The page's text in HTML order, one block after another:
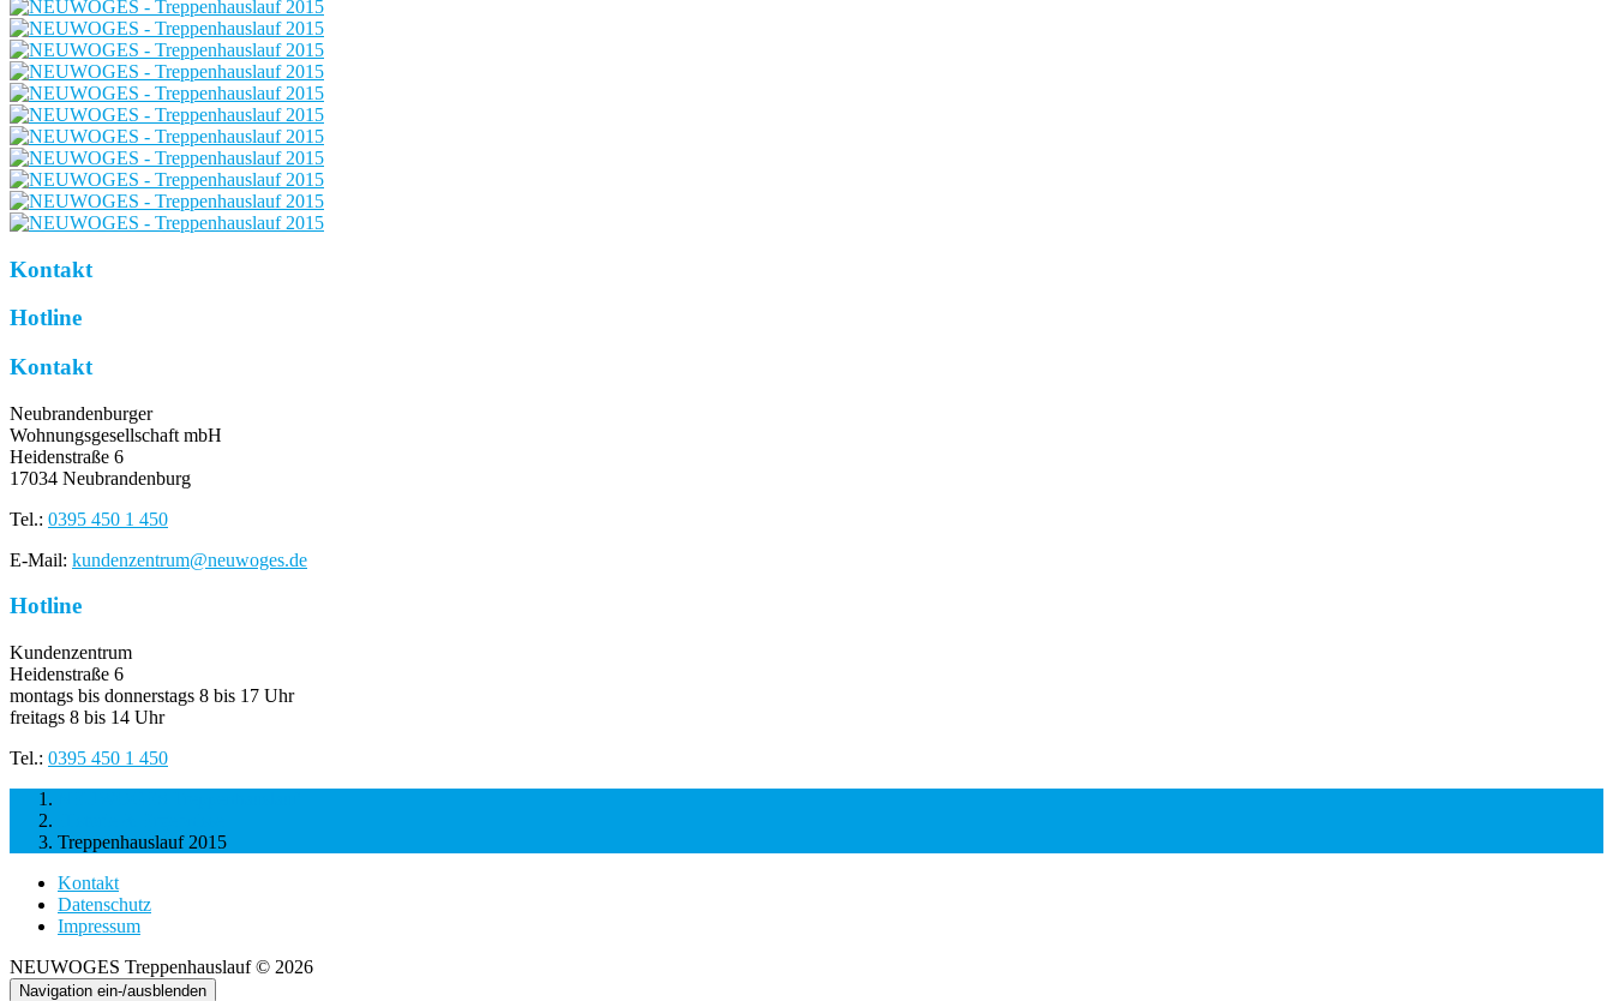
Kontakt
Hotline
Kontakt
Neubrandenburger
Wohnungsgesellschaft mbH
Heidenstraße 6
17034 Neubrandenburg
Tel.: 0395 450 1 450
E-Mail: kundenzentrum@neuwoges.de
Hotline
Kundenzentrum
Heidenstraße 6
montags bis donnerstags 8 bis 17 Uhr
freitags 8 bis 14 Uhr
Tel.: 0395 450 1 450
Treppenhauslauf 2015
Kontakt
Datenschutz
Impressum
NEUWOGES Treppenhauslauf © 2026
Navigation ein-/ausblenden